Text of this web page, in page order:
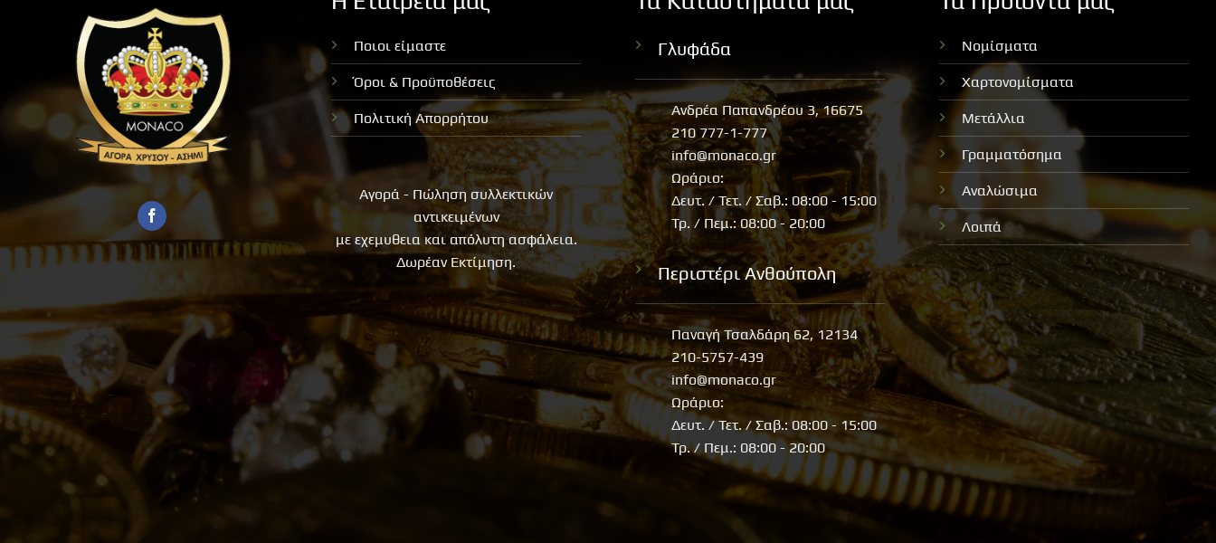
Ποιοι είμαστε
Όροι & Προϋποθέσεις
Πολιτική Απορρήτου
Αγορά - Πώληση συλλεκτικών
αντικειμένων
με εχεμυθεια και απόλυτη ασφάλεια.
Δωρέαν Εκτίμηση.
Γλυφάδα
Ανδρέα Παπανδρέου 3, 16675
210 777-1-777
info@monaco.gr
Ωράριο:
Δευτ. / Τετ. / Σαβ.: 08:00 - 15:00
Τρ. / Πεμ.: 08:00 - 20:00
Περιστέρι Ανθούπολη
Παναγή Τσαλδάρη 62, 12134
210-5757-439
info@monaco.gr
Ωράριο:
Δευτ. / Τετ. / Σαβ.: 08:00 - 15:00
Τρ. / Πεμ.: 08:00 - 20:00
Νομίσματα
Χαρτονομίσματα
Μετάλλια
Γραμματόσημα
Αναλώσιμα
Λοιπά